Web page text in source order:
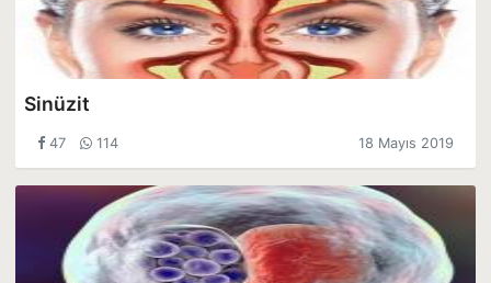
Sinüzit
47 114 18 Mayıs 2019